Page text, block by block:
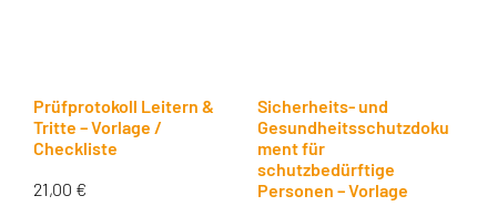
Prüfprotokoll Leitern &
Tritte – Vorlage /
Checkliste
21,00 €
Sicherheits- und
Gesundheitsschutzdoku
ment für
schutzbedürftige
Personen – Vorlage